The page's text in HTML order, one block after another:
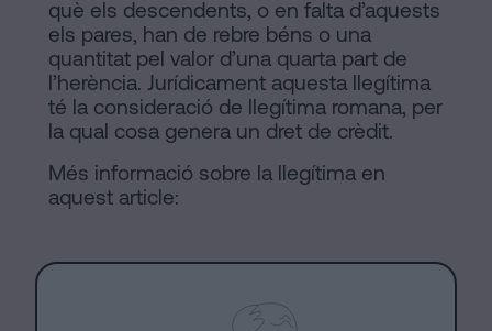
què els descendents, o en falta d’aquests
els pares, han de rebre béns o una
quantitat pel valor d’una quarta part de
l’herència. Jurídicament aquesta llegítima
té la consideració de llegítima romana, per
la qual cosa genera un dret de crèdit.
Més informació sobre la llegítima en
aquest article: